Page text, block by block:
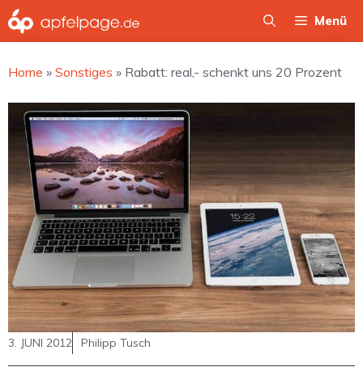
Zum
Inhalt
Menü
Home » Sonstiges » Rabatt: real,- schenkt uns 20 Prozent
3. JUNI 2012 Philipp Tusch